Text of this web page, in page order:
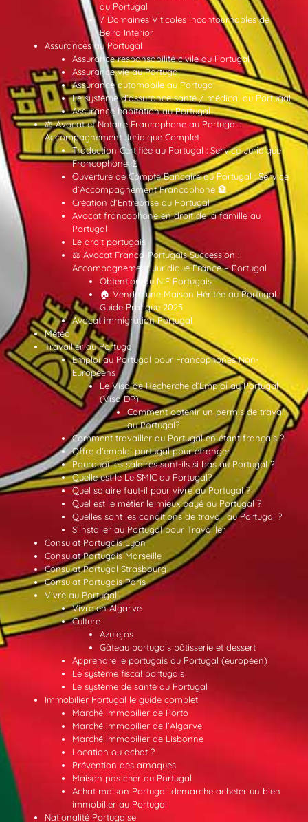
au Portugal
7 Domaines Viticoles Incontournables de
Beira Interior
Assurances au Portugal
Assurance responsabilité civile au Portugal
Assurance vie au Portugal
Assurance automobile au Portugal
Le système d’assurance santé / médical au Portugal
Assurance habitation au Portugal
⚖️ Avocat et Notaire Francophone au Portugal :
Accompagnement Juridique Complet
Traduction Certifiée au Portugal : Service Juridique
Francophone 📄
Ouverture de Compte Bancaire au Portugal : Service
d’Accompagnement Francophone 🏦
Création d’Entreprise au Portugal
Avocat francophone en droit de la famille au
Portugal
Le droit portugais
⚖️ Avocat Franco-Portugais Succession :
Accompagnement Juridique France – Portugal
Obtention du NIF Portugais
🏠 Vendre une Maison Héritée au Portugal :
Guide Pratique 2025
Avocat immigration Portugal
Météo
Travailler au Portugal
Emploi au Portugal pour Francophones Non-
Européens
Le Visa de Recherche d’Emploi au Portugal
(Visa DP)
Comment obtenir un permis de travail
au Portugal?
Comment travailler au Portugal en étant français ?
Offre d’emploi portugal pour etranger
Pourquoi les salaires sont-ils si bas au Portugal ?
Quelle est le Le SMIC au Portugal?
Quel salaire faut-il pour vivre au Portugal ?
Quel est le métier le mieux payé au Portugal ?
Quelles sont les conditions de travail au Portugal ?
S’installer au Portugal pour Travailler
Consulat Portugais Lyon
Consulat Portugais Marseille
Consulat Portugal Strasbourg
Consulat Portugais Paris
Vivre au Portugal
Vivre en Algarve
Culture
Azulejos
Gâteau portugais pâtisserie et dessert
Apprendre le portugais du Portugal (européen)
Le système fiscal portugais
Le système de santé au Portugal
Immobilier Portugal le guide complet
Marché Immobilier de Porto
Marché immobilier de l’Algarve
Marché Immobilier de Lisbonne
Location ou achat ?
Prévention des arnaques
Maison pas cher au Portugal
Achat maison Portugal: demarche acheter un bien
immobilier au Portugal
Nationalité Portugaise